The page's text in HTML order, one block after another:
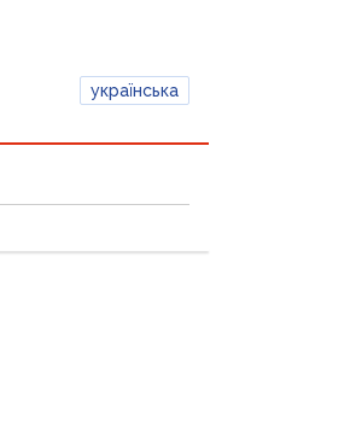
українська